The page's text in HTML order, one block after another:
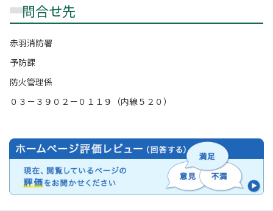
問合せ先
赤羽消防署
予防課
防火管理係
０３－３９０２－０１１９（内線５２０）